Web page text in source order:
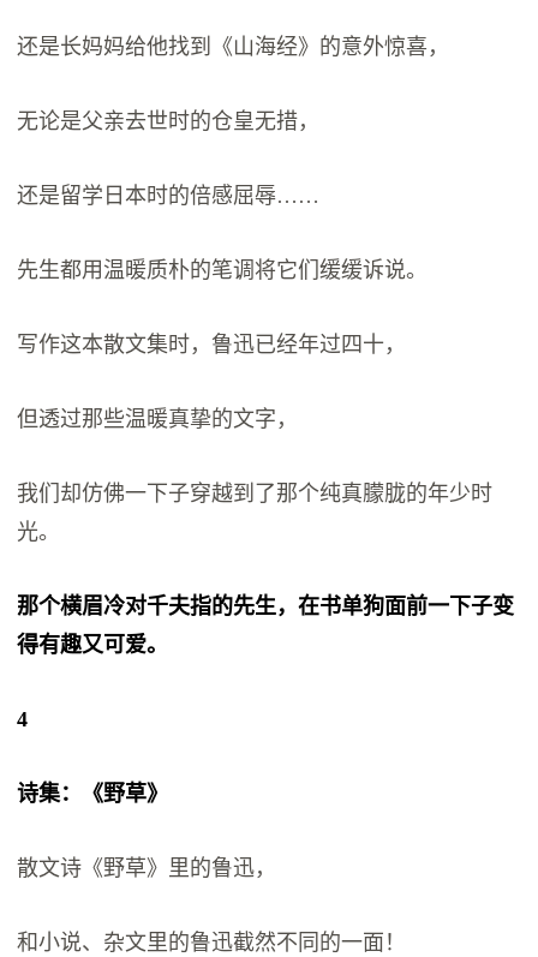
还是长妈妈给他找到《山海经》的意外惊喜，
无论是父亲去世时的仓皇无措，
还是留学日本时的倍感屈辱……
先生都用温暖质朴的笔调将它们缓缓诉说。
写作这本散文集时，鲁迅已经年过四十，
但透过那些温暖真挚的文字，
我们却仿佛一下子穿越到了那个纯真朦胧的年少时
光。
那个横眉冷对千夫指的先生，在书单狗面前一下子变
得有趣又可爱。
4
诗集：《野草》
散文诗《野草》里的鲁迅，
和小说、杂文里的鲁迅截然不同的一面！